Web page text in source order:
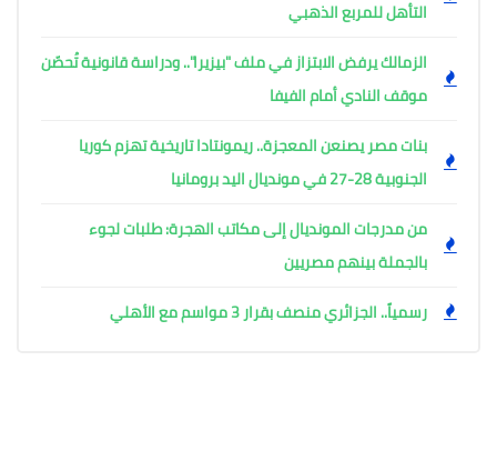
التأهل للمربع الذهبي
الزمالك يرفض الابتزاز في ملف "بيزيرا".. ودراسة قانونية تُحصّن
موقف النادي أمام الفيفا
بنات مصر يصنعن المعجزة.. ريمونتادا تاريخية تهزم كوريا
الجنوبية 28-27 في مونديال اليد برومانيا
من مدرجات المونديال إلى مكاتب الهجرة: طلبات لجوء
بالجملة بينهم مصريين
رسمياً.. الجزائري منصف بقرار 3 مواسم مع الأهلي